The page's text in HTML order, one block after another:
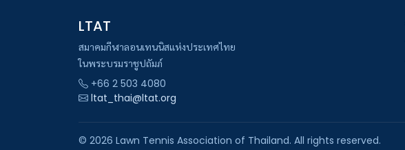
LTAT
สมาคมกีฬาลอนเทนนิสแห่งประเทศไทย
ในพระบรมราชูปถัมภ์
+66 2 503 4080
ltat_thai@ltat.org
© 2026 Lawn Tennis Association of Thailand. All rights reserved.